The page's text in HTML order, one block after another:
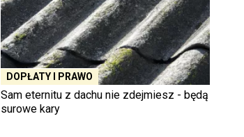
DOPŁATY I PRAWO
Sam eternitu z dachu nie zdejmiesz - będą
surowe kary